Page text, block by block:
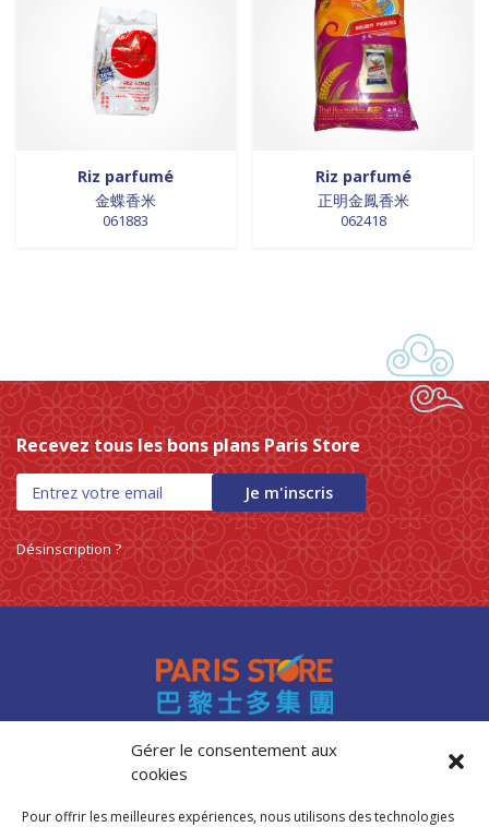
Gérer le consentement aux
cookies
Pour offrir les meilleures expériences, nous utilisons des technologies
Riz parfumé
金蝶香米
061883
Riz parfumé
正明金鳳香米
062418
Recevez tous les bons plans Paris Store
Je m'inscris
Désinscription ?
Accès professionnels